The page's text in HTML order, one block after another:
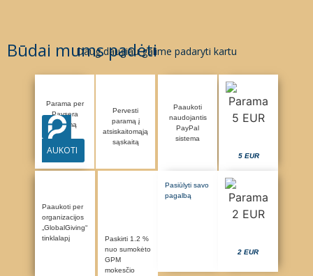
Būdai mums padėti
Daug daugiau galime padaryti kartu
Parama per
Paysera
sistemą
AUKOTI
Pervesti
paramą į
atsiskaitomąją
sąskaitą
Paaukoti
naudojantis
PayPal
sistema
5 EUR
Paaukoti per
organizacijos
„GlobalGiving“
tinklalapį
Paskirti 1.2 %
nuo sumokėto
GPM
mokesčio
Pasiūlyti savo
pagalbą
2 EUR